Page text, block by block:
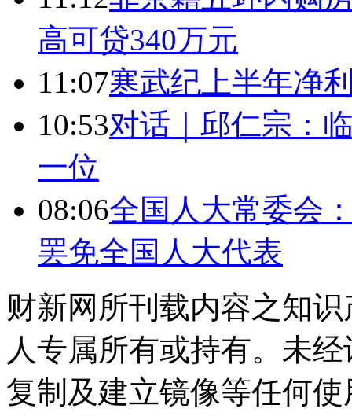
高可贷340万元
11:07寒武纪上半年净
10:53对话｜邱仁宗：
一位
08:06全国人大常委会
罢免全国人大代表
财新网所刊载内容之知
人专属所有或持有。未
复制及建立镜像等任何使